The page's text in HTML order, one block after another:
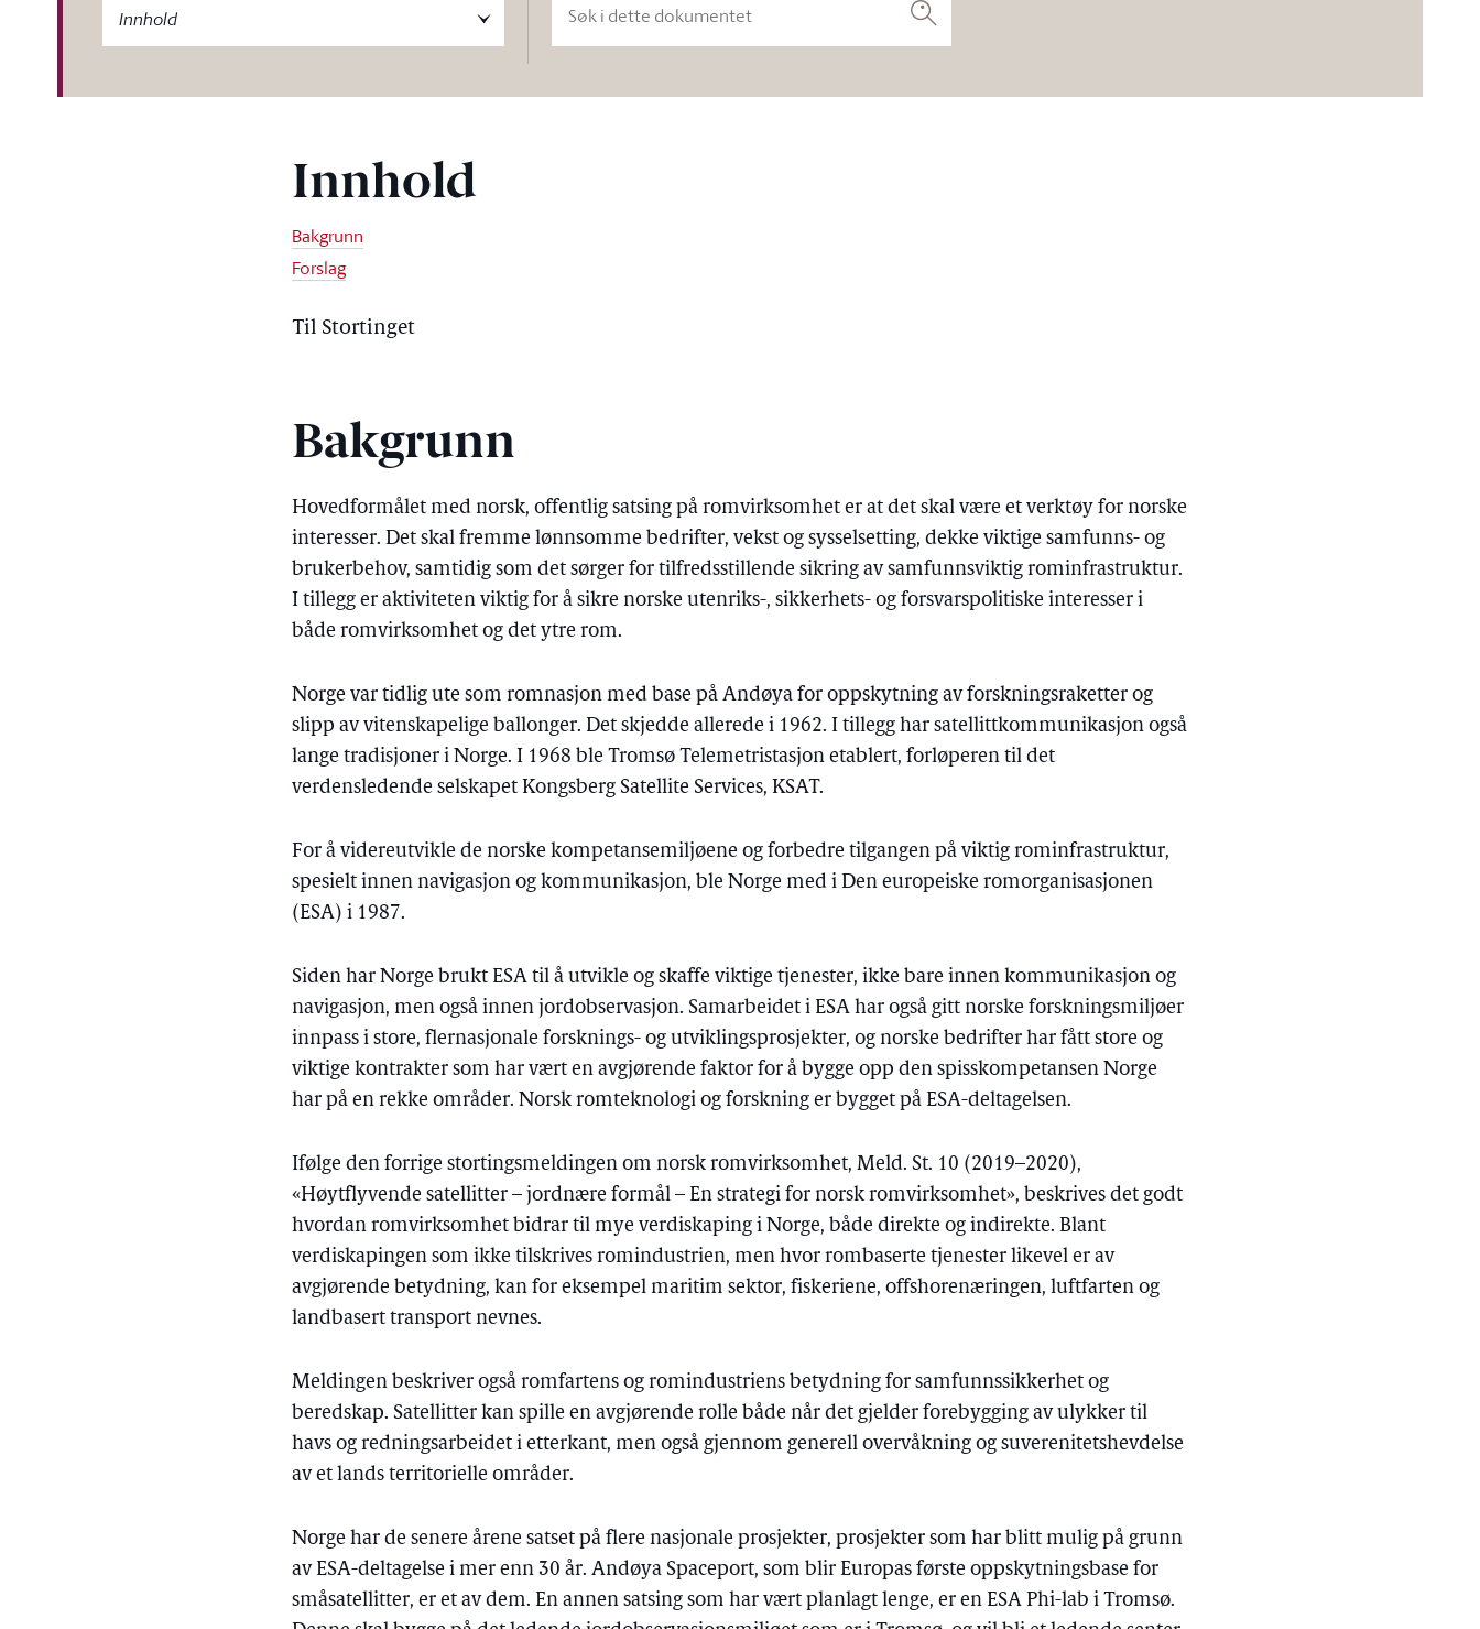
Innhold Søk
Innhold
Bakgrunn
Forslag
Til Stortinget
Bakgrunn
Hovedformålet med norsk, offentlig satsing på romvirksomhet er at det skal være et verktøy for norske
interesser. Det skal fremme lønnsomme bedrifter, vekst og sysselsetting, dekke viktige samfunns- og
brukerbehov, samtidig som det sørger for tilfredsstillende sikring av samfunnsviktig rominfrastruktur.
I tillegg er aktiviteten viktig for å sikre norske utenriks-, sikkerhets- og forsvarspolitiske interesser i
både romvirksomhet og det ytre rom.
Norge var tidlig ute som romnasjon med base på Andøya for oppskytning av forskningsraketter og
slipp av vitenskapelige ballonger. Det skjedde allerede i 1962. I tillegg har satellittkommunikasjon også
lange tradisjoner i Norge. I 1968 ble Tromsø Telemetristasjon etablert, forløperen til det
verdensledende selskapet Kongsberg Satellite Services, KSAT.
For å videreutvikle de norske kompetansemiljøene og forbedre tilgangen på viktig rominfrastruktur,
spesielt innen navigasjon og kommunikasjon, ble Norge med i Den europeiske romorganisasjonen
(ESA) i 1987.
Siden har Norge brukt ESA til å utvikle og skaffe viktige tjenester, ikke bare innen kommunikasjon og
navigasjon, men også innen jordobservasjon. Samarbeidet i ESA har også gitt norske forskningsmiljøer
innpass i store, flernasjonale forsknings- og utviklingsprosjekter, og norske bedrifter har fått store og
viktige kontrakter som har vært en avgjørende faktor for å bygge opp den spisskompetansen Norge
har på en rekke områder. Norsk romteknologi og forskning er bygget på ESA-deltagelsen.
Ifølge den forrige stortingsmeldingen om norsk romvirksomhet, Meld. St. 10 (2019–2020),
«Høytflyvende satellitter – jordnære formål – En strategi for norsk romvirksomhet», beskrives det godt
hvordan romvirksomhet bidrar til mye verdiskaping i Norge, både direkte og indirekte. Blant
verdiskapingen som ikke tilskrives romindustrien, men hvor rombaserte tjenester likevel er av
avgjørende betydning, kan for eksempel maritim sektor, fiskeriene, offshorenæringen, luftfarten og
landbasert transport nevnes.
Meldingen beskriver også romfartens og romindustriens betydning for samfunnssikkerhet og
beredskap. Satellitter kan spille en avgjørende rolle både når det gjelder forebygging av ulykker til
havs og redningsarbeidet i etterkant, men også gjennom generell overvåkning og suverenitetshevdelse
av et lands territorielle områder.
Norge har de senere årene satset på flere nasjonale prosjekter, prosjekter som har blitt mulig på grunn
av ESA-deltagelse i mer enn 30 år. Andøya Spaceport, som blir Europas første oppskytningsbase for
småsatellitter, er et av dem. En annen satsing som har vært planlagt lenge, er en ESA Phi-lab i Tromsø.